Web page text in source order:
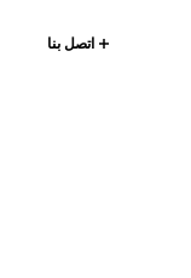
اتصل بنا